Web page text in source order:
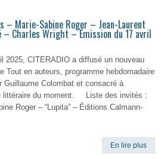
– Marie-Sabine Roger – Jean-Laurent
– Charles Wright – Émission du 17 avril
2025, CITERADIO a diffusé un nouveau
Tout en auteurs, programme hebdomadaire
Guillaume Colombat et consacré à
littéraire du moment. Liste des invités :
Roger – “Lupita” – Éditions Calmann-
En lire plus